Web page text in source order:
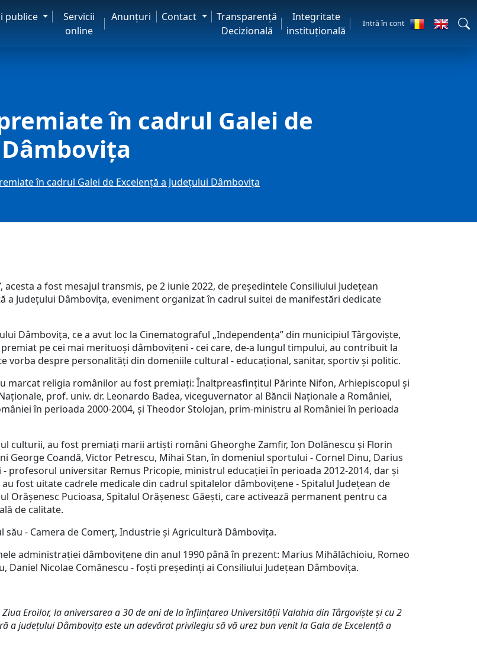
publice
Servicii
online
Anunţuri Contact
Transparență
Decizională
Integritate
instituțională
Intră în cont
în cadrul Galei de
în cadrul Galei de Excelență a Județului Dâmbovița
, acesta a fost mesajul transmis, pe 2 iunie 2022, de președintele Consiliului Județean
a Județului Dâmbovița, eveniment organizat în cadrul suitei de manifestări dedicate
Dâmbovița, ce a avut loc la Cinematograful „Independența” din municipiul Târgoviște,
pe cei mai merituoși dâmbovițeni - cei care, de-a lungul timpului, au contribuit la
vorba despre personalități din domeniile cultural - educațional, sanitar, sportiv și politic.
marcat religia românilor au fost premiați: Înaltpreasfințitul Părinte Nifon, Arhiepiscopul și
prof. univ. dr. Leonardo Badea, viceguvernator al Băncii Naționale a României,
în perioada 2000-2004, și Theodor Stolojan, prim-ministru al României în perioada
culturii, au fost premiați marii artiști români Gheorghe Zamfir, Ion Dolănescu și Florin
Coandă, Victor Petrescu, Mihai Stan, în domeniul sportului - Cornel Dinu, Darius
profesorul universitar Remus Pricopie, ministrul educației în perioada 2012-2014, dar și
fost uitate cadrele medicale din cadrul spitalelor dâmbovițene - Spitalul Județean de
Pucioasa, Spitalul Orășenesc Găești, care activează permanent pentru ca
de calitate.
- Camera de Comerț, Industrie și Agricultură Dâmbovița.
administrației dâmbovițene din anul 1990 până în prezent: Marius Mihălăchioiu, Romeo
Daniel Nicolae Comănescu - foști președinți ai Consiliului Județean Dâmbovița.
Eroilor, la aniversarea a 30 de ani de la înființarea Universității Valahia din Târgoviște și cu 2
județului Dâmbovița este un adevărat privilegiu să vă urez bun venit la Gala de Excelență a